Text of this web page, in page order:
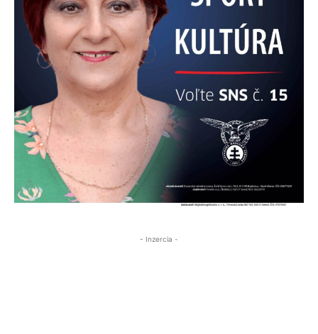
- Inzercia -